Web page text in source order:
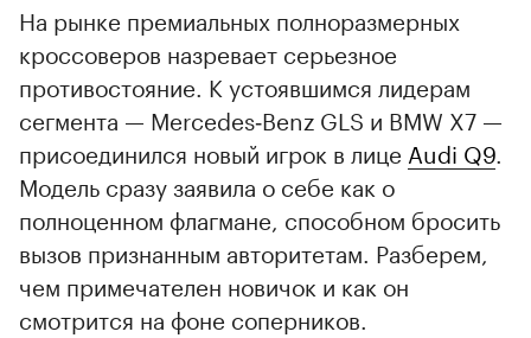
На рынке премиальных полноразмерных
кроссоверов назревает серьезное
противостояние. К устоявшимся лидерам
сегмента — Mercedes‑Benz GLS и BMW X7 —
присоединился новый игрок в лице Audi Q9.
Модель сразу заявила о себе как о
полноценном флагмане, способном бросить
вызов признанным авторитетам. Разберем,
чем примечателен новичок и как он
смотрится на фоне соперников.